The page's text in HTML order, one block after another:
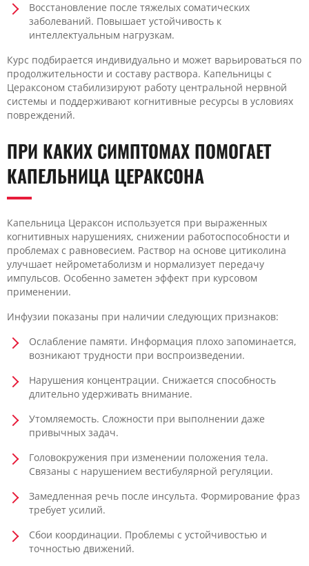
Восстановление после тяжелых соматических
заболеваний. Повышает устойчивость к
интеллектуальным нагрузкам.
Курс подбирается индивидуально и может варьироваться по
продолжительности и составу раствора. Капельницы с
Цераксоном стабилизируют работу центральной нервной
системы и поддерживают когнитивные ресурсы в условиях
повреждений.
ПРИ КАКИХ СИМПТОМАХ ПОМОГАЕТ
КАПЕЛЬНИЦА ЦЕРАКСОНА
Капельница Цераксон используется при выраженных
когнитивных нарушениях, снижении работоспособности и
проблемах с равновесием. Раствор на основе цитиколина
улучшает нейрометаболизм и нормализует передачу
импульсов. Особенно заметен эффект при курсовом
применении.
Инфузии показаны при наличии следующих признаков:
Ослабление памяти. Информация плохо запоминается,
возникают трудности при воспроизведении.
Нарушения концентрации. Снижается способность
длительно удерживать внимание.
Утомляемость. Сложности при выполнении даже
привычных задач.
Головокружения при изменении положения тела.
Связаны с нарушением вестибулярной регуляции.
Замедленная речь после инсульта. Формирование фраз
требует усилий.
Сбои координации. Проблемы с устойчивостью и
точностью движений.